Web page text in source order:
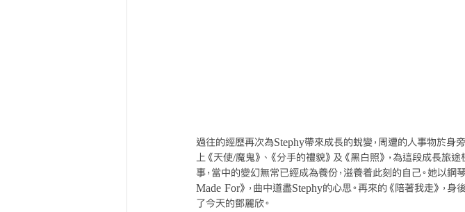
過往的經歷再次為Stephy帶來成長的蛻變，周遭的人事物於身
上《天使/魔鬼》、《分手的禮貌》及《黑白照》，為這段成長旅
事，當中的變幻無常已經成為養份，滋養着此刻的自己。她以
Made For》，曲中道盡Stephy的心思。再來的《陪著我走》，
了今天的鄧麗欣。